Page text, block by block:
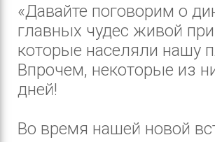
«Давайте поговорим о
главных чудес живой
которые населяли нашу
Впрочем, некоторые из
дней!
Во время нашей новой